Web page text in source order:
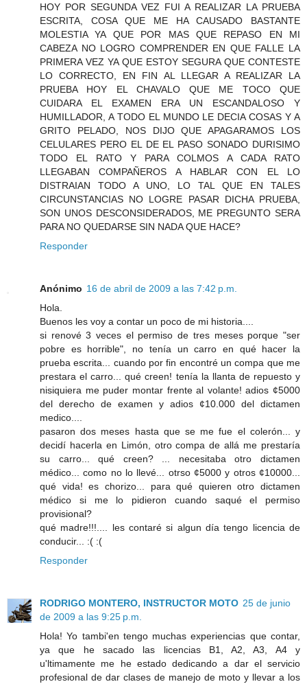
HOY POR SEGUNDA VEZ FUI A REALIZAR LA PRUEBA
ESCRITA, COSA QUE ME HA CAUSADO BASTANTE
MOLESTIA YA QUE POR MAS QUE REPASO EN MI
CABEZA NO LOGRO COMPRENDER EN QUE FALLE LA
PRIMERA VEZ YA QUE ESTOY SEGURA QUE CONTESTE
LO CORRECTO, EN FIN AL LLEGAR A REALIZAR LA
PRUEBA HOY EL CHAVALO QUE ME TOCO QUE
CUIDARA EL EXAMEN ERA UN ESCANDALOSO Y
HUMILLADOR, A TODO EL MUNDO LE DECIA COSAS Y A
GRITO PELADO, NOS DIJO QUE APAGARAMOS LOS
CELULARES PERO EL DE EL PASO SONADO DURISIMO
TODO EL RATO Y PARA COLMOS A CADA RATO
LLEGABAN COMPAÑEROS A HABLAR CON EL LO
DISTRAIAN TODO A UNO, LO TAL QUE EN TALES
CIRCUNSTANCIAS NO LOGRE PASAR DICHA PRUEBA,
SON UNOS DESCONSIDERADOS, ME PREGUNTO SERA
PARA NO QUEDARSE SIN NADA QUE HACE?
Responder
Anónimo 16 de abril de 2009 a las 7:42 p.m.
Hola.
Buenos les voy a contar un poco de mi historia....
si renové 3 veces el permiso de tres meses porque "ser
pobre es horrible", no tenía un carro en qué hacer la
prueba escrita... cuando por fin encontré un compa que me
prestara el carro... qué creen! tenía la llanta de repuesto y
nisiquiera me puder montar frente al volante! adios ¢5000
del derecho de examen y adios ¢10.000 del dictamen
medico....
pasaron dos meses hasta que se me fue el colerón... y
decidí hacerla en Limón, otro compa de allá me prestaría
su carro... qué creen? ... necesitaba otro dictamen
médico... como no lo llevé... otrso ¢5000 y otros ¢10000...
qué vida! es chorizo... para qué quieren otro dictamen
médico si me lo pidieron cuando saqué el permiso
provisional?
qué madre!!!.... les contaré si algun día tengo licencia de
conducir... :( :(
Responder
RODRIGO MONTERO, INSTRUCTOR MOTO 25 de junio
de 2009 a las 9:25 p.m.
Hola! Yo tambi'en tengo muchas experiencias que contar,
ya que he sacado las licencias B1, A2, A3, A4 y
u'ltimamente me he estado dedicando a dar el servicio
profesional de dar clases de manejo de moto y llevar a los